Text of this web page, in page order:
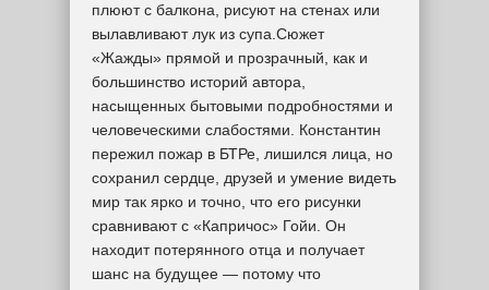
плюют с балкона, рисуют на стенах или
вылавливают лук из супа.Сюжет
«Жажды» прямой и прозрачный, как и
большинство историй автора,
насыщенных бытовыми подробностями и
человеческими слабостями. Константин
пережил пожар в БТРе, лишился лица, но
сохранил сердце, друзей и умение видеть
мир так ярко и точно, что его рисунки
сравнивают с «Капричос» Гойи. Он
находит потерянного отца и получает
шанс на будущее — потому что